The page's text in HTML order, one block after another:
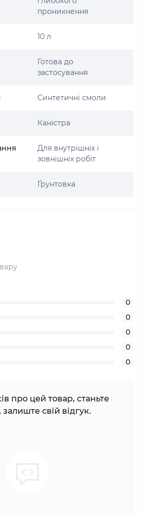
проникнення
10 л
Готова до
застосування
Синтетичні смоли
Каністра
Для внутрішніх і
зовнішніх робіт
Ґрунтовка
0
0
0
0
0
про цей товар, станьте
свій відгук.